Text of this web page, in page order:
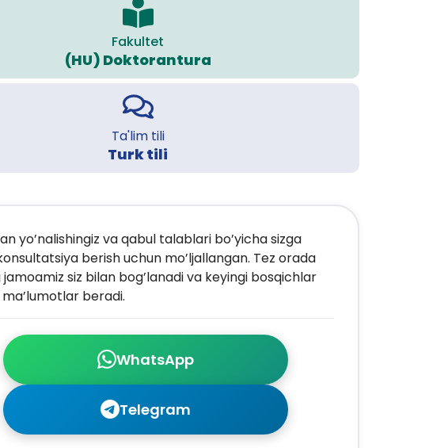
Fakultet
(HU) Doktorantura
Ta'lim tili
Turk tili
WhatsApp
Telegram
yo’nalishingiz va qabul talablari bo’yicha sizga
berish uchun mo’ljallangan. Tez orada
jamoamiz siz bilan bog’lanadi va keyingi bosqichlar
beradi.